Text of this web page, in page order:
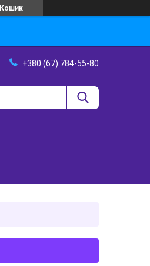
Кошик
+380 (67) 784-55-80